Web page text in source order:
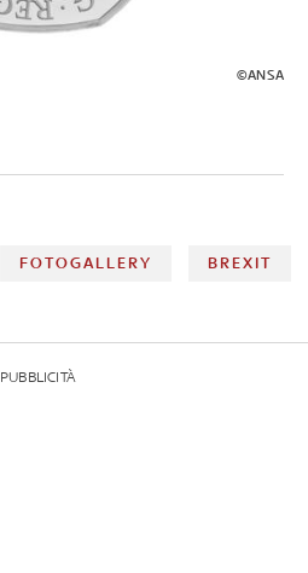
©ANSA
FOTOGALLERY BREXIT
PUBBLICITÀ